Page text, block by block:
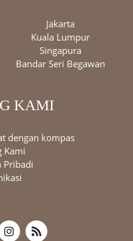
Jakarta
Kuala Lumpur
Singapura
Bandar Seri Begawan
KAMI
dengan kompas
Kami
Pribadi